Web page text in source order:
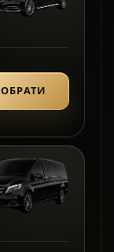
ОБРАТИ